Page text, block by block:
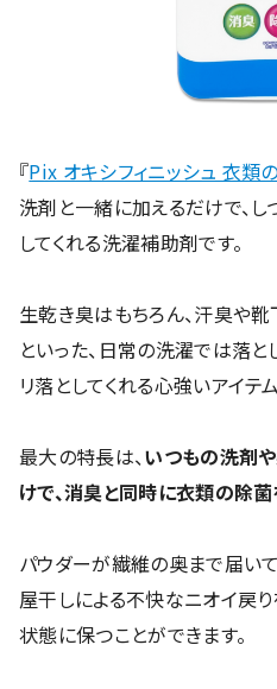
『Pix オキシフィニッシュ 衣類
洗剤と一緒に加えるだけで、
してくれる洗濯補助剤です。
生乾き臭はもちろん、汗臭や
といった、日常の洗濯では落
リ落としてくれる心強いアイテム
最大の特長は、いつもの洗剤
けで、消臭と同時に衣類の除
パウダーが繊維の奥まで届い
屋干しによる不快なニオイ戻
状態に保つことができます。